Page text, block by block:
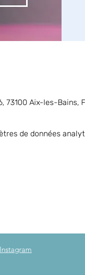
73100 Aix-les-Bains,
de données
Instagram